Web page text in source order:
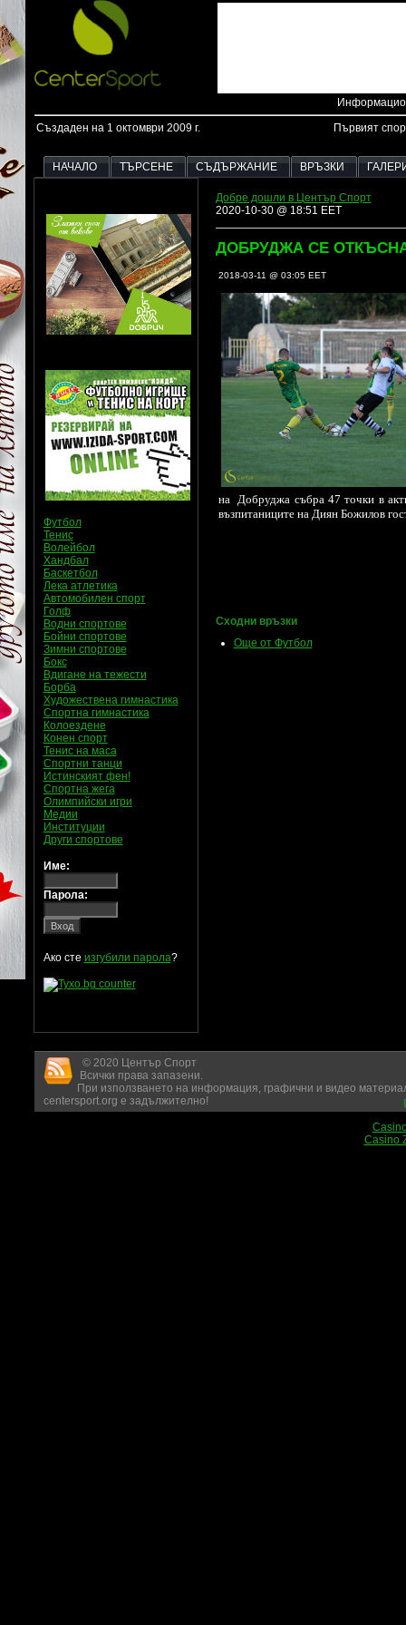
Създаден на 1 октомври 2009 г. Първият
НАЧАЛО ТЪРСЕНЕ СЪДЪРЖАНИЕ ВРЪЗКИ
Добре дошли в Център Спорт
2020-10-30 @ 18:51 EET
ДОБРУДЖА СЕ
2018-03-11 @ 03:05 EET
на Добруджа събра 47 точки в
възпитаниците на Диян Божилов
Сходни връзки
Още от Футбол
Футбол
Тенис
Волейбол
Хандбал
Баскетбол
Лека атлетика
Автомобилен спорт
Голф
Водни спортове
Бойни спортове
Зимни спортове
Бокс
Вдигане на тежести
Борба
Художествена гимнастика
Спортна гимнастика
Колоездене
Конен спорт
Тенис на маса
Спортни танци
Истинският фен!
Спортна жега
Олимпийски игри
Медии
Институции
Други спортове
Име:
Парола:
Ако сте изгубили парола?
© 2020 Център Спорт
Всички права запазени.
При използването на информация, графични и видео
centersport.org е задължително!
Casino